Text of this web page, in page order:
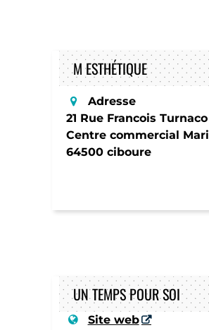
M ESTHÉTIQUE
Adresse
21 Rue Francois Turnaco
Centre commercial
64500 ciboure
UN TEMPS POUR SOI
Site web